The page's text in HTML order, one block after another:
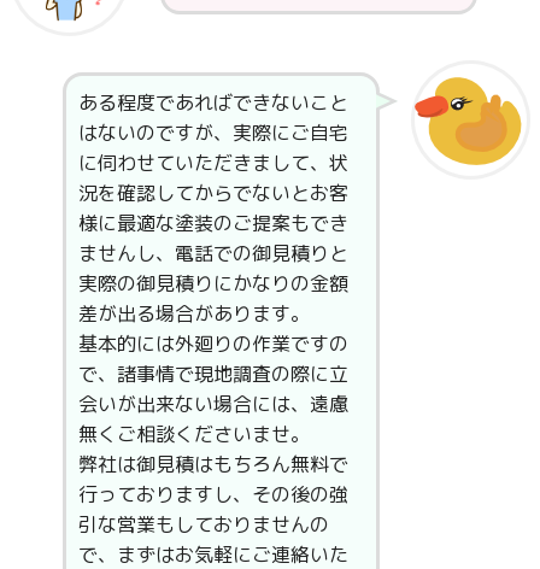
ある程度であればできないこと
はないのですが、実際にご自宅
に伺わせていただきまして、状
況を確認してからでないとお客
様に最適な塗装のご提案もでき
ませんし、電話での御見積りと
実際の御見積りにかなりの金額
差が出る場合があります。
基本的には外廻りの作業ですの
で、諸事情で現地調査の際に立
会いが出来ない場合には、遠慮
無くご相談くださいませ。
弊社は御見積はもちろん無料で
行っておりますし、その後の強
引な営業もしておりませんの
で、まずはお気軽にご連絡いた